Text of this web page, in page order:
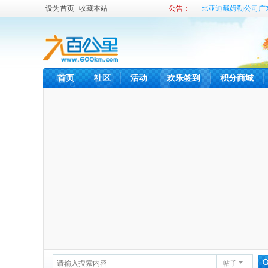
设为首页 收藏本站
首页 社区 活动 欢乐签到 积分商城
帖子
公告：
比亚迪戴姆勒公司
比亚迪内部租车发布帖